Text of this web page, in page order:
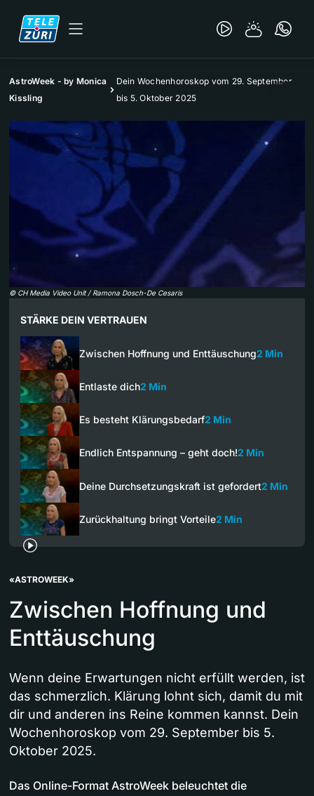
AstroWeek - by Monica
Kissling
Dein Wochenhoroskop vom 29. September
bis 5. Oktober 2025
© CH Media Video Unit / Ramona Dosch-De Cesaris
STÄRKE DEIN VERTRAUEN
Zwischen Hoffnung und Enttäuschung2 Min
Entlaste dich2 Min
Es besteht Klärungsbedarf2 Min
Endlich Entspannung – geht doch!2 Min
Deine Durchsetzungskraft ist gefordert2 Min
Zurückhaltung bringt Vorteile2 Min
«ASTROWEEK»
Zwischen Hoffnung und
Enttäuschung
Wenn deine Erwartungen nicht erfüllt werden, ist
das schmerzlich. Klärung lohnt sich, damit du mit
dir und anderen ins Reine kommen kannst. Dein
Wochenhoroskop vom 29. September bis 5.
Oktober 2025.
Das Online-Format AstroWeek beleuchtet die